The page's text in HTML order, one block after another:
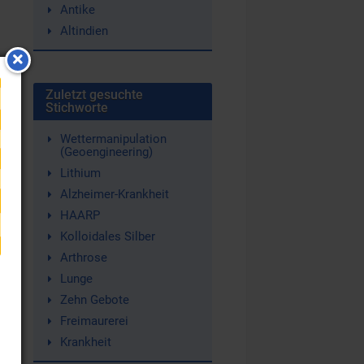
Antike
Altindien
Zuletzt gesuchte
Stichworte
Wettermanipulation
(Geoengineering)
Lithium
Alzheimer-Krankheit
HAARP
Kolloidales Silber
Arthrose
Lunge
Zehn Gebote
Freimaurerei
Krankheit